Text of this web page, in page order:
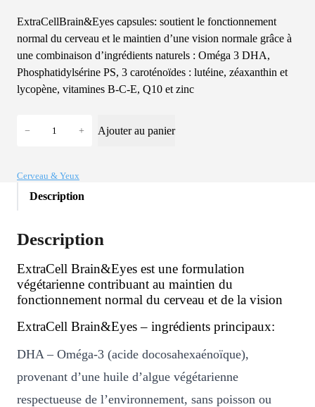
ExtraCellBrain&Eyes capsules: soutient le fonctionnement
normal du cerveau et le maintien d’une vision normale grâce à
une combinaison d’ingrédients naturels : Oméga 3 DHA,
Phosphatidylsérine PS, 3 caroténoïdes : lutéine, zéaxanthin et
lycopène, vitamines B-C-E, Q10 et zinc
n
e
E
x
t
a
C
− + Ajouter au panier
Cerveau & Yeux
Description
Description
ExtraCell Brain&Eyes est une formulation
végétarienne contribuant au maintien du
fonctionnement normal du cerveau et de la vision
ExtraCell Brain&Eyes – ingrédients principaux:
DHA – Oméga-3 (acide docosahexaénoïque),
provenant d’une huile d’algue végétarienne
respectueuse de l’environnement, sans poisson ou